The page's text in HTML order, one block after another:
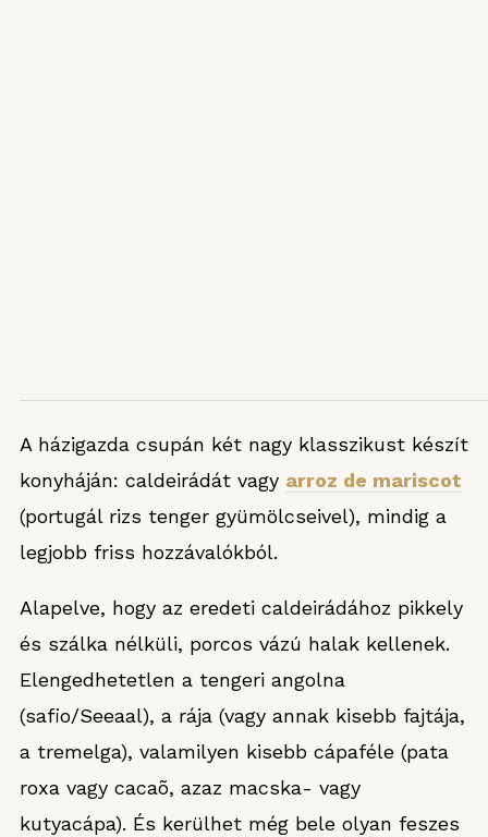
A házigazda csupán két nagy klasszikust készít
konyháján: caldeirádát vagy arroz de mariscot
(portugál rizs tenger gyümölcseivel), mindig a
legjobb friss hozzávalókból.
Alapelve, hogy az eredeti caldeirádához pikkely
és szálka nélküli, porcos vázú halak kellenek.
Elengedhetetlen a tengeri angolna
(safio/Seeaal), a rája (vagy annak kisebb fajtája,
a tremelga), valamilyen kisebb cápaféle (pata
roxa vagy cacaõ, azaz macska- vagy
kutyacápa). És kerülhet még bele olyan feszes